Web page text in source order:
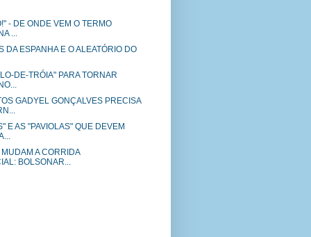
- DE ONDE VEM O TERMO
...
DA ESPANHA E O ALEATÓRIO DO
DE-TRÓIA" PARA TORNAR
GADYEL GONÇALVES PRECISA
E AS "PAVIOLAS" QUE DEVEM
MUDAM A CORRIDA
BOLSONAR...